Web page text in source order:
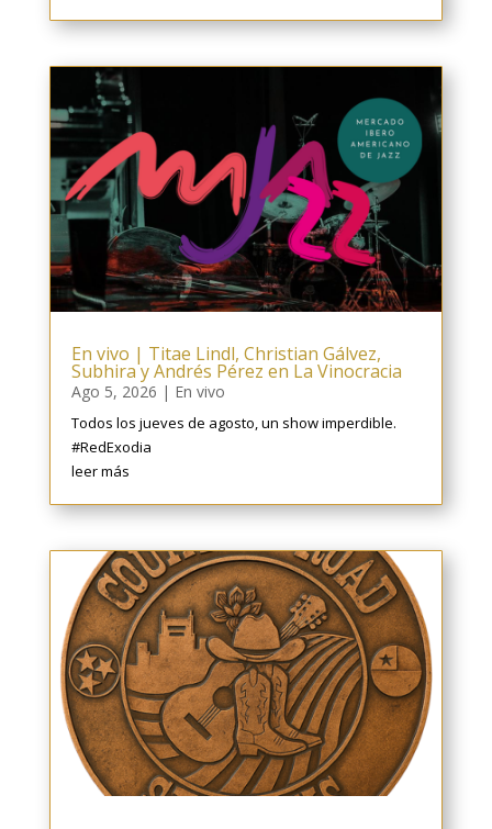
En vivo | Titae Lindl, Christian Gálvez,
Subhira y Andrés Pérez en La Vinocracia
Ago 5, 2026 | En vivo
Todos los jueves de agosto, un show imperdible.
#RedExodia
leer más